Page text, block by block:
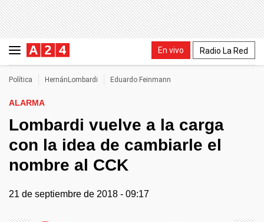
En vivo Radio La Red
Política HernánLombardi Eduardo Feinmann
ALARMA
Lombardi vuelve a la carga
con la idea de cambiarle el
nombre al CCK
21 de septiembre de 2018 - 09:17